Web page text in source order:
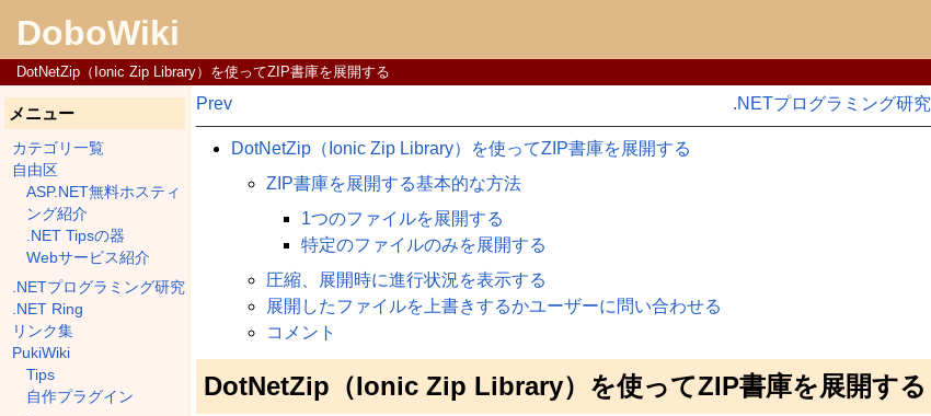
DoboWiki
DotNetZip（Ionic Zip Library）を使ってZIP書庫を展開する
メニュー
カテゴリ一覧
自由区
ASP.NET無料ホスティ
ング紹介
.NET Tipsの器
Webサービス紹介
.NETプログラミング研究
.NET Ring
リンク集
PukiWiki
Tips
自作プラグイン
Prev .NETプログラミング研究
DotNetZip（Ionic Zip Library）を使ってZIP書庫を展開する
ZIP書庫を展開する基本的な方法
1つのファイルを展開する
特定のファイルのみを展開する
圧縮、展開時に進行状況を表示する
展開したファイルを上書きするかユーザーに問い合わせる
コメント
DotNetZip（Ionic Zip Library）を使ってZIP書庫を展開する